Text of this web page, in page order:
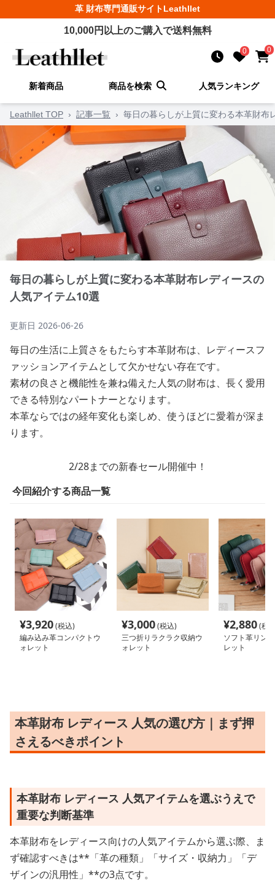
革 財布専門通販サイトLeathllet
10,000円以上のご購入で送料無料
0 0
新着商品 商品を検索 人気ランキング
Leathllet TOP › 記事一覧 › 毎日の暮らしが上質に変わる本革財布
毎日の暮らしが上質に変わる本革財布レディースの
人気アイテム10選
更新日 2026-06-26
毎日の生活に上質さをもたらす本革財布は、レディースフ
ァッションアイテムとして欠かせない存在です。
素材の良さと機能性を兼ね備えた人気の財布は、長く愛用
できる特別なパートナーとなります。
本革ならではの経年変化も楽しめ、使うほどに愛着が深ま
ります。
2/28までの新春セール開催中！
今回紹介する商品一覧
¥3,920(税込)
編み込み革コンパクトウ
ォレット
¥3,000(税込)
三つ折りラクラク収納ウ
ォレット
¥2,880(税
ソフト革リン
レット
本革財布 レディース 人気の選び方｜まず押
さえるべきポイント
本革財布 レディース 人気アイテムを選ぶうえで
重要な判断基準
本革財布をレディース向けの人気アイテムから選ぶ際、ま
ず確認すべきは**「革の種類」「サイズ・収納力」「デ
ザインの汎用性」**の3点です。